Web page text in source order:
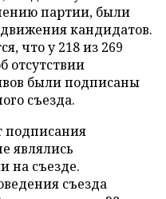
партии, были
кандидатов.
что у 218 из 269
отсутствии
были подписаны
съезда.
подписания
являлись
на съезде.
съезда